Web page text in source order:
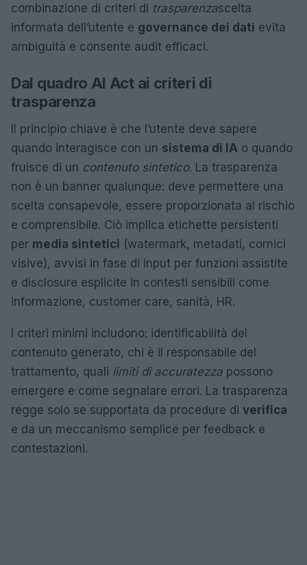
combinazione di criteri di trasparenzascelta
informata dell’utente e governance dei dati evita
ambiguità e consente audit efficaci.
Dal quadro AI Act ai criteri di
trasparenza
Il principio chiave è che l’utente deve sapere
quando interagisce con un sistema di IA o quando
fruisce di un contenuto sintetico. La trasparenza
non è un banner qualunque: deve permettere una
scelta consapevole, essere proporzionata al rischio
e comprensibile. Ciò implica etichette persistenti
per media sintetici (watermark, metadati, cornici
visive), avvisi in fase di input per funzioni assistite
e disclosure esplicite in contesti sensibili come
informazione, customer care, sanità, HR.
I criteri minimi includono: identificabilità del
contenuto generato, chi è il responsabile del
trattamento, quali limiti di accuratezza possono
emergere e come segnalare errori. La trasparenza
regge solo se supportata da procedure di verifica
e da un meccanismo semplice per feedback e
contestazioni.